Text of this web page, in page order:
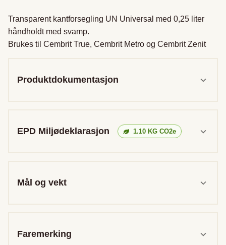
Transparent kantforsegling UN Universal med 0,25 liter
håndholdt med svamp.
Brukes til Cembrit True, Cembrit Metro og Cembrit Zenit
Produktdokumentasjon
EPD Miljødeklarasjon 1.10 KG CO2e
Mål og vekt
Faremerking